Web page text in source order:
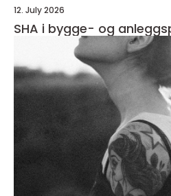
12. July 2026
SHA i bygge- og